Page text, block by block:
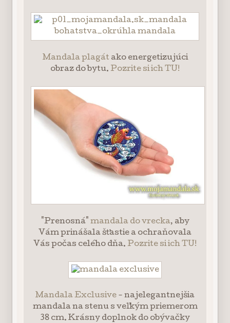
Mandala plagát ako energetizujúci
obraz do bytu. Pozrite si ich TU!
"Prenosná" mandala do vrecka, aby
Vám prinášala šťastie a ochraňovala
Vás počas celého dňa. Pozrite si ich TU!
Mandala Exclusive - najelegantnejšia
mandala na stenu s veľkým priemerom
38 cm. Krásny doplnok do obývačky